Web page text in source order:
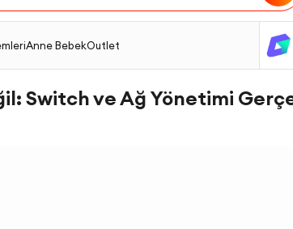
Anne BebekOutlet
Switch ve Ağ Yönetimi